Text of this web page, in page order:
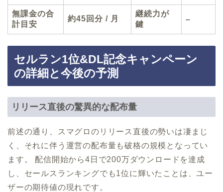
無課金の合
計目安
約45回分 / 月
継続力が
鍵
–
セルラン1位&DL記念キャンペーン
の詳細と今後の予測
リリース直後の驚異的な配布量
前述の通り、スマグロのリリース直後の勢いは凄まじ
く、それに伴う運営の配布量も破格の規模となってい
ます。 配信開始から4日で200万ダウンロードを達成
し、セールスランキングでも1位に輝いたことは、ユー
ザーの期待値の現れです。